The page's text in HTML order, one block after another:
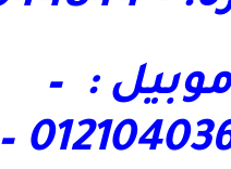
: –
01210403676 –